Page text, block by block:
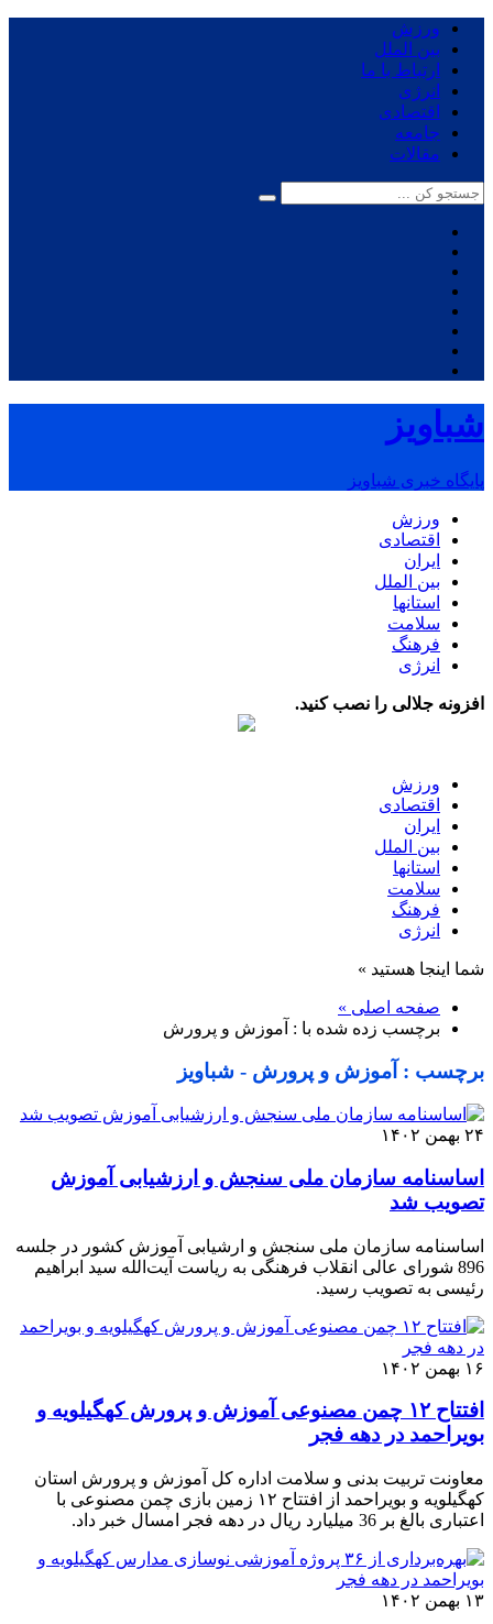
ورزش
بین الملل
ارتباط با ما
انرژی
اقتصادی
جامعه
مقالات
شباویز
پایگاه خبری شباویز
ورزش
اقتصادی
ایران
بین الملل
استانها
سلامت
فرهنگ
انرژی
افزونه جلالی را نصب کنید.
ورزش
اقتصادی
ایران
بین الملل
استانها
سلامت
فرهنگ
انرژی
شما اینجا هستید »
صفحه اصلی »
برچسب زده شده با : آموزش و پرورش
برچسب : آموزش و پرورش - شباویز
۲۴ بهمن ۱۴۰۲
اساسنامه سازمان ملی سنجش و ارزشیابی آموزش
تصویب شد
اساسنامه سازمان ملی سنجش و ارشیابی آموزش کشور در جلسه
896 شورای عالی انقلاب فرهنگی به ریاست آیت‌الله سید ابراهیم
رئیسی به تصویب رسید.
۱۶ بهمن ۱۴۰۲
افتتاح ۱۲ چمن مصنوعی آموزش و پرورش کهگیلویه و
بویراحمد در دهه فجر
معاونت تربیت بدنی و سلامت اداره کل آموزش و پرورش استان
کهگیلویه و بویراحمد از افتتاح ۱۲ زمین بازی چمن مصنوعی با
اعتباری بالغ بر 36 میلیارد ریال در دهه فجر امسال خبر داد.
۱۳ بهمن ۱۴۰۲